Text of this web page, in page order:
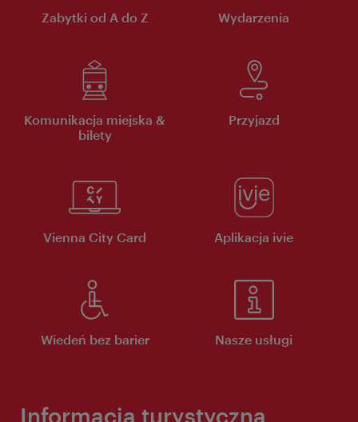
Zabytki od A do Z Wydarzenia
Komunikacja miejska &
bilety
Przyjazd
Vienna City Card Aplikacja ivie
Wiedeń bez barier Nasze usługi
Informacja turystyczna